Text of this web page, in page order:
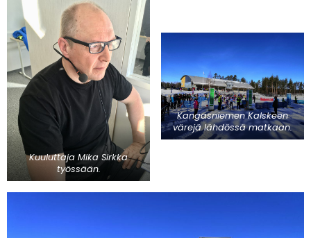
Kuuluttaja Mika Sirkka
työssään.
Kangasniemen Kalskeen
värejä lähdössä matkaan.